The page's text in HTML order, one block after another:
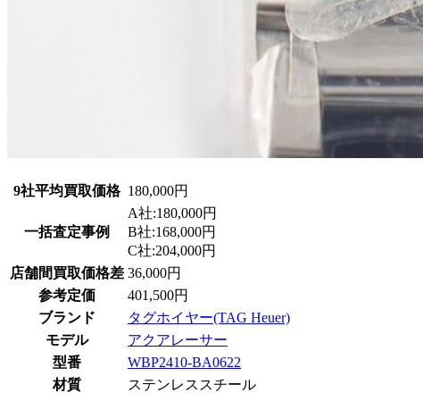
9社平均買取価格 180,000円
一括査定事例
A社:180,000円
B社:168,000円
C社:204,000円
店舗間買取価格差 36,000円
参考定価
401,500円
ブランド
タグホイヤー(TAG Heuer)
モデル
アクアレーサー
型番
WBP2410-BA0622
材質
ステンレススチール